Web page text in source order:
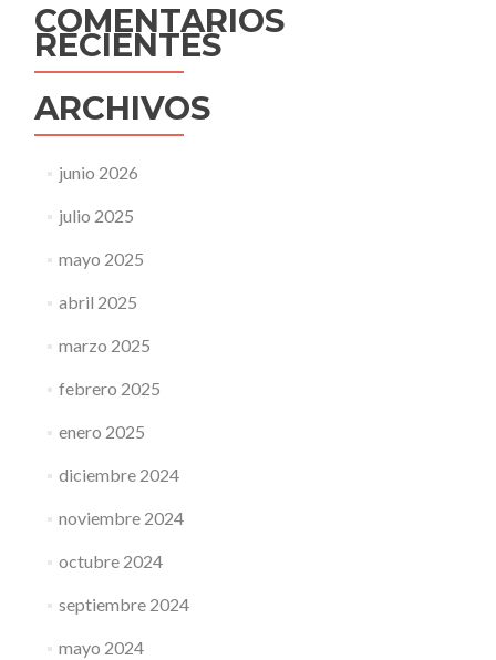
COMENTARIOS
RECIENTES
ARCHIVOS
junio 2026
julio 2025
mayo 2025
abril 2025
marzo 2025
febrero 2025
enero 2025
diciembre 2024
noviembre 2024
octubre 2024
septiembre 2024
mayo 2024